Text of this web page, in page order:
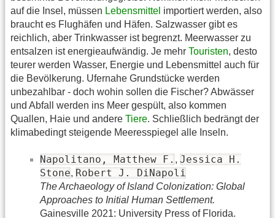
auf die Insel, müssen Lebensmittel importiert werden, also
braucht es Flughäfen und Häfen. Salzwasser gibt es
reichlich, aber Trinkwasser ist begrenzt. Meerwasser zu
entsalzen ist energieaufwändig. Je mehr Touristen, desto
teurer werden Wasser, Energie und Lebensmittel auch für
die Bevölkerung. Ufernahe Grundstücke werden
unbezahlbar - doch wohin sollen die Fischer? Abwässer
und Abfall werden ins Meer gespült, also kommen
Quallen, Haie und andere Tiere. Schließlich bedrängt der
klimabedingt steigende Meeresspiegel alle Inseln.
Napolitano, Matthew F. , Jessica H.
Stone, Robert J. DiNapoli
The Archaeology of Island Colonization: Global
Approaches to Initial Human Settlement.
Gainesville 2021: University Press of Florida.